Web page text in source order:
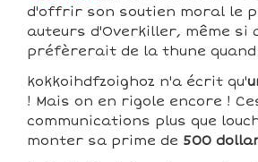
d'offrir son soutien moral le
auteurs d'Overkiller, même si
préfèrerait de la thune quand
kokkoihdfzoighoz n'a écrit qu'
! Mais on en rigole encore !
communications plus que
monter sa prime de 500